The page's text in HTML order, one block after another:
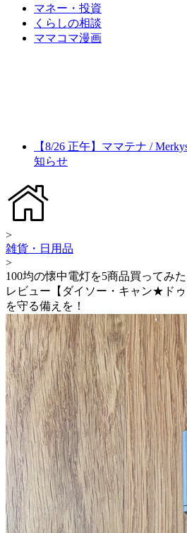
マネー・投資
くらしの相談
ママコマ漫画
【8/26 正午】ママテナ /
知らせ
>
雑貨・日用品
>
100均の懐中電灯を5商品買ってみ
レビュー【ダイソー・キャン★ド
を守る備えを！